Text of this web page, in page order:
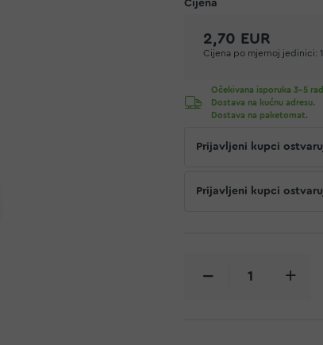
2,70 EUR
Cijena po mjernoj jedinici:
Očekivana isporuka 3-5
Dostava na kućnu adresu.
Dostava na paketomat.
Prijavljeni kupci
Prijavljeni kupci